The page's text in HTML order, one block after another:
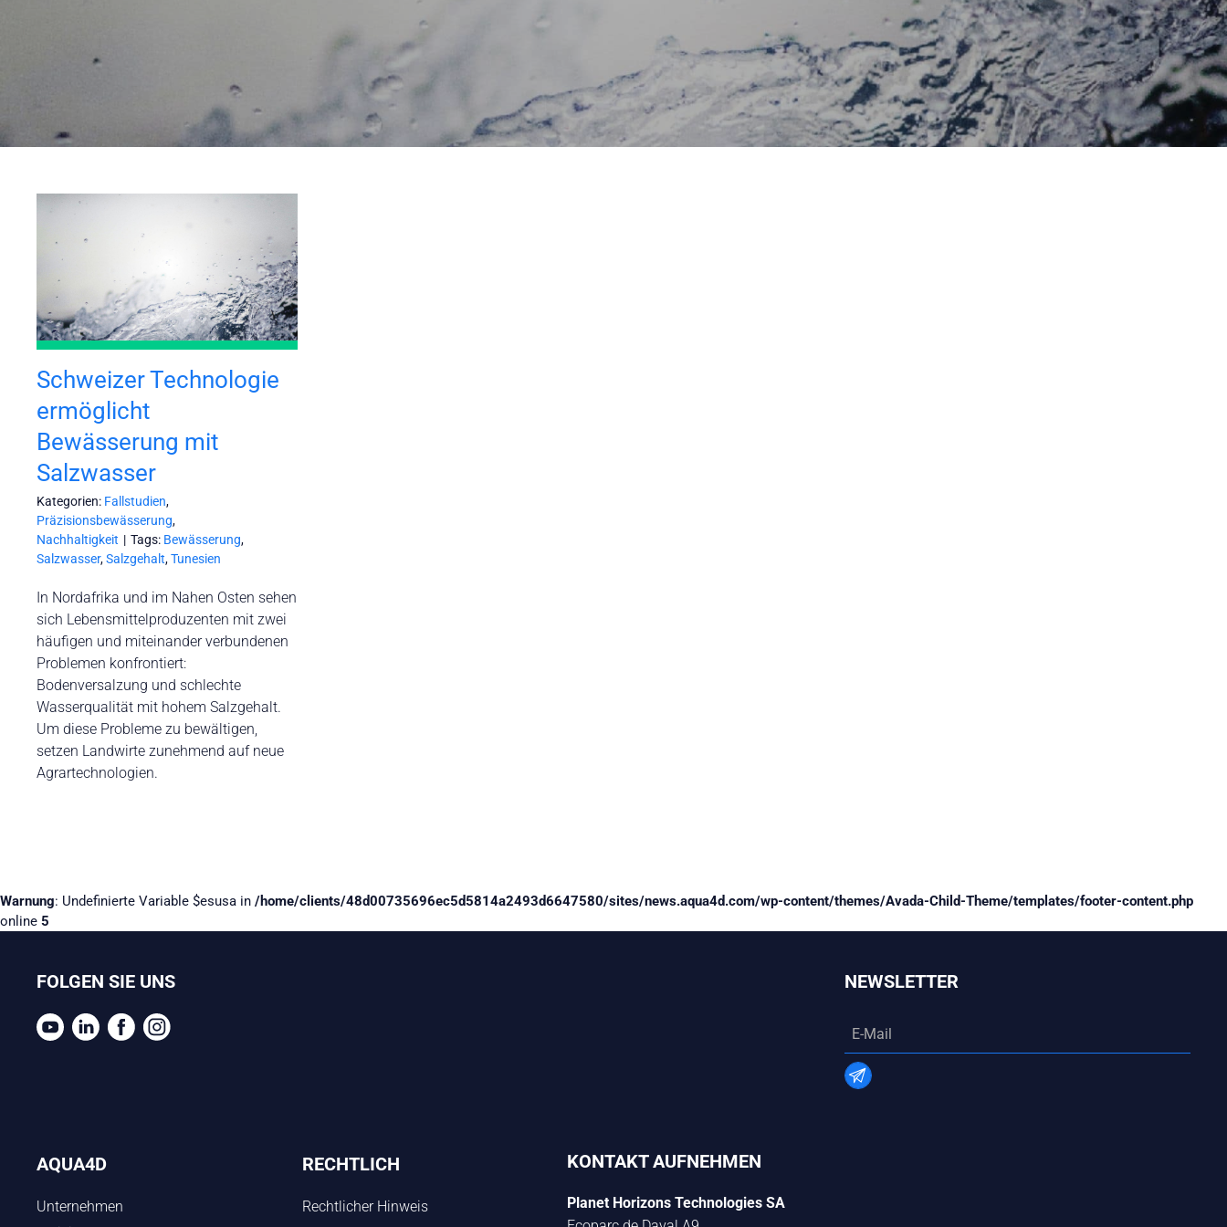
Schweizer Technologie
ermöglicht
Bewässerung mit
Salzwasser
Kategorien: Fallstudien,
Präzisionsbewässerung,
Nachhaltigkeit | Tags: Bewässerung,
Salzwasser,Salzgehalt,Tunesien
In Nordafrika und im Nahen Osten sehen
sich Lebensmittelproduzenten mit zwei
häufigen und miteinander verbundenen
Problemen konfrontiert:
Bodenversalzung und schlechte
Wasserqualität mit hohem Salzgehalt.
Um diese Probleme zu bewältigen,
setzen Landwirte zunehmend auf neue
Agrartechnologien.
Warnung: Undefinierte Variable $esusa in /home/clients/48d00735696ec5d5814a2493d6647580/sites/news.aqua4d.com/wp-content/themes/Avada-Child-Theme/templates/footer-content.php
online 5
FOLGEN SIE UNS NEWSLETTER
AQUA4D
Unternehmen
RECHTLICH
Rechtlicher Hinweis
KONTAKT AUFNEHMEN
Planet Horizons Technologies SA